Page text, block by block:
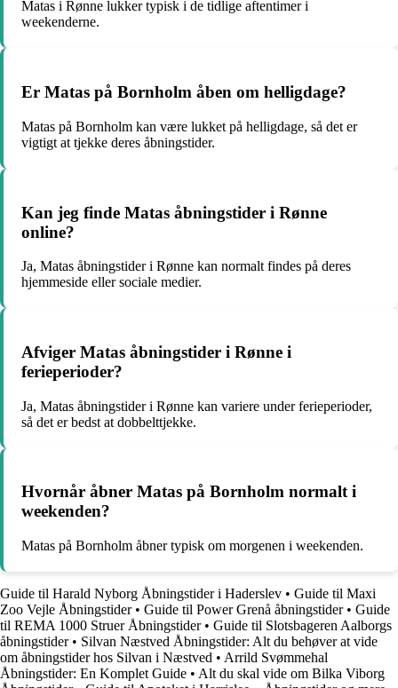
Matas i Rønne lukker typisk i de tidlige aftentimer i
weekenderne.
Er Matas på Bornholm åben om helligdage?
Matas på Bornholm kan være lukket på helligdage, så det er
vigtigt at tjekke deres åbningstider.
Kan jeg finde Matas åbningstider i Rønne
online?
Ja, Matas åbningstider i Rønne kan normalt findes på deres
hjemmeside eller sociale medier.
Afviger Matas åbningstider i Rønne i
ferieperioder?
Ja, Matas åbningstider i Rønne kan variere under ferieperioder,
så det er bedst at dobbelttjekke.
Hvornår åbner Matas på Bornholm normalt i
weekenden?
Matas på Bornholm åbner typisk om morgenen i weekenden.
Guide til Harald Nyborg Åbningstider i Haderslev • Guide til Maxi
Zoo Vejle Åbningstider• Guide til Power Grenå åbningstider• Guide
til REMA 1000 Struer Åbningstider• Guide til Slotsbageren Aalborgs
åbningstider• Silvan Næstved Åbningstider: Alt du behøver at vide
om åbningstider hos Silvan i Næstved • Arrild Svømmehal
Åbningstider: En Komplet Guide • Alt du skal vide om Bilka Viborg